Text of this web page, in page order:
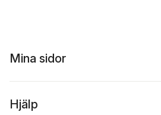
Mina sidor
Hjälp